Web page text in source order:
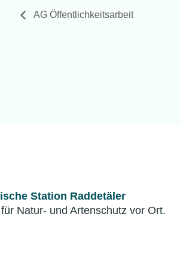
AG Öffentlichkeitsarbeit
Station Raddetäler
Natur- und Artenschutz vor Ort.